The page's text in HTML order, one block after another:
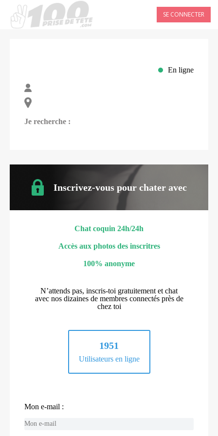
SE CONNECTER
En ligne
Je recherche :
Inscrivez-vous pour chater avec
Chat coquin 24h/24h
Accès aux photos des inscritres
100% anonyme
N’attends pas, inscris-toi gratuitement et chat
avec nos dizaines de membres connectés près de
chez toi
1951
Utilisateurs en ligne
Mon e-mail :